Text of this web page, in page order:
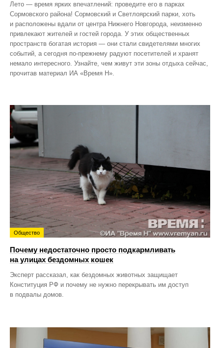
Лето — время ярких впечатлений: проведите его в парках
Сормовского района! Сормовский и Светлоярский парки, хоть
и расположены вдали от центра Нижнего Новгорода, неизменно
привлекают жителей и гостей города. У этих общественных
пространств богатая история — они стали свидетелями многих
событий, а сегодня по‑прежнему радуют посетителей и хранят
немало интересного. Узнайте, чем живут эти зоны отдыха сейчас,
прочитав материал ИА «Время Н».
Общество
Почему недостаточно просто подкармливать
на улицах бездомных кошек
Эксперт рассказал, как бездомных животных защищает
Конституция РФ и почему не нужно перекрывать им доступ
в подвалы домов.